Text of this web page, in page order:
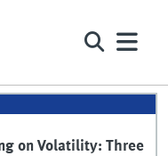
on Volatility: Three